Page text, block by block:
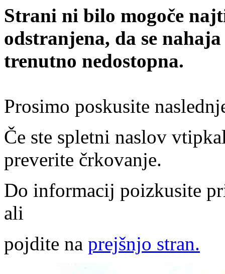
Strani ni bilo mogoče
odstranjena, da se
trenutno nedostopna.
Prosimo poskusite
Če ste spletni naslov
preverite črkovanje.
Do informacij poizkusite
ali
pojdite na prejšnjo stran.